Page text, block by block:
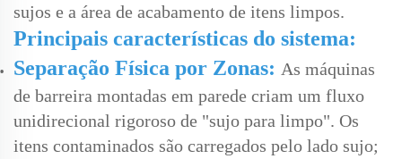
sujos e a área de acabamento de itens limpos.
Principais características do sistema:
Separação Física por Zonas: As máquinas
de barreira montadas em parede criam um fluxo
unidirecional rigoroso de "sujo para limpo". Os
itens contaminados são carregados pelo lado sujo;